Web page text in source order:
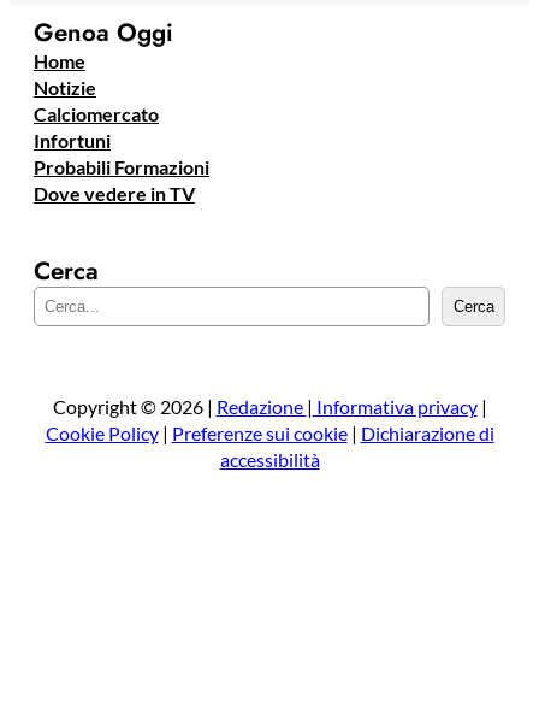
Genoa Oggi
Home
Notizie
Calciomercato
Infortuni
Probabili Formazioni
Dove vedere in TV
Cerca
e
a
Cerca
Copyright © 2026 | Redazione | Informativa privacy|
Cookie Policy| Preferenze sui cookie| Dichiarazione di
accessibilità